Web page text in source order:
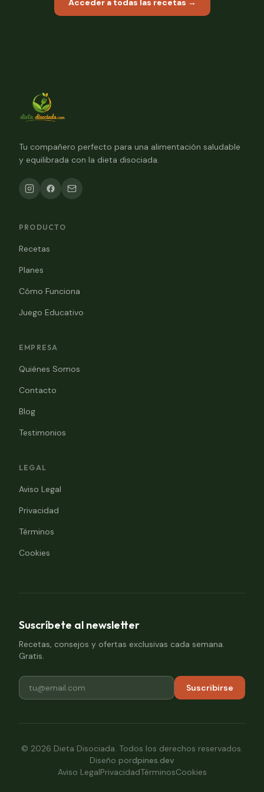
Acceder a todas las recetas →
Tu compañero perfecto para una alimentación saludable
y equilibrada con la dieta disociada.
PRODUCTO
Recetas
Planes
Cómo Funciona
Juego Educativo
EMPRESA
Quiénes Somos
Contacto
Blog
Testimonios
LEGAL
Aviso Legal
Privacidad
Términos
Cookies
Suscríbete al newsletter
Recetas, consejos y ofertas exclusivas cada semana.
Gratis.
Suscribirse
© 2026 Dieta Disociada. Todos los derechos reservados.
Diseño pordpines.dev
Aviso LegalPrivacidadTérminosCookies